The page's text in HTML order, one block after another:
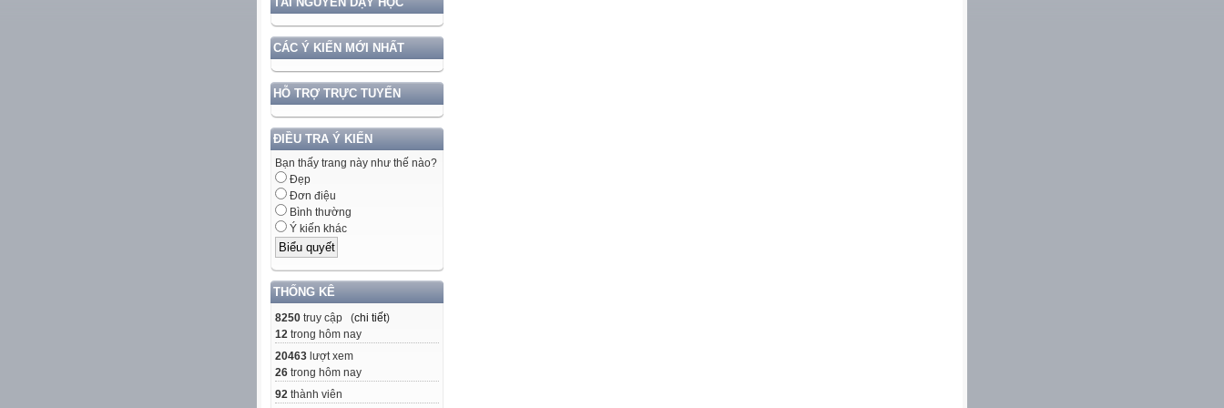
CÁC Ý KIẾN MỚI NHẤT
HỖ TRỢ TRỰC TUYẾN
ĐIỀU TRA Ý KIẾN
Bạn thấy trang này như thế nào?
Đẹp
Đơn điệu
Bình thường
Ý kiến khác
THỐNG KÊ
8250 truy cập (chi tiết)
12 trong hôm nay
20463 lượt xem
26 trong hôm nay
92 thành viên